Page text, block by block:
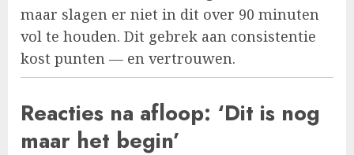
maar slagen er niet in dit over 90 minuten
vol te houden. Dit gebrek aan consistentie
kost punten — en vertrouwen.
Reacties na afloop: ‘Dit is nog
maar het begin’